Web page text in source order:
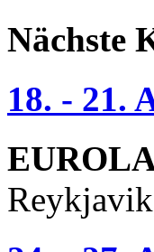
Nächste
18. - 21.